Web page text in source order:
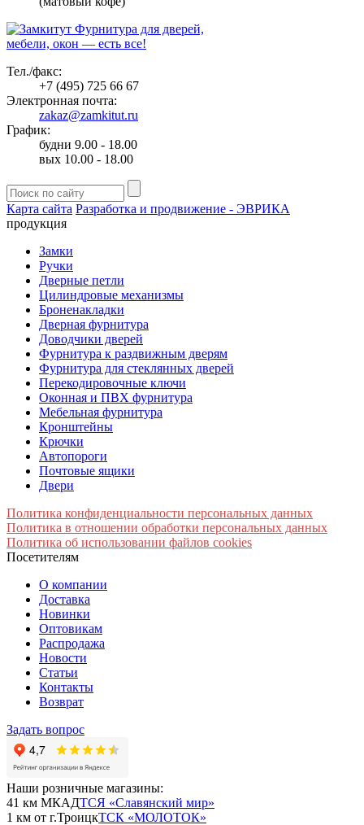
Фурнитура для дверей,
мебели, окон — есть все!
Тел./факс:
+7 (495) 725 66 67
Электронная почта:
zakaz@zamkitut.ru
График:
будни 9.00 - 18.00
вых 10.00 - 18.00
Карта сайта Разработка и продвижение - ЭВРИКА
продукция
Замки
Ручки
Дверные петли
Цилиндровые механизмы
Броненакладки
Дверная фурнитура
Доводчики дверей
Фурнитура к раздвижным дверям
Фурнитура для стеклянных дверей
Перекодировочные ключи
Оконная и ПВХ фурнитура
Мебельная фурнитура
Кронштейны
Крючки
Автопороги
Почтовые ящики
Двери
Политика конфиденциальности персональных данных
Политика в отношении обработки персональных данных
Политика об использовании файлов cookies
Посетителям
О компании
Доставка
Новинки
Оптовикам
Распродажа
Новости
Статьи
Контакты
Возврат
Задать вопрос
Наши розничные магазины:
41 км МКАДТСЯ «Славянский мир»
1 км от г.ТроицкТСК «МОЛОТОК»